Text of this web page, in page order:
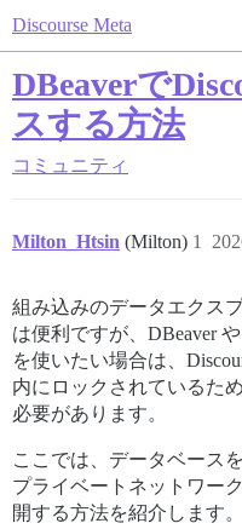
Discourse Meta
DBeaverで
スする方法
コミュニティ
Milton_Htsin (Milton) 1
組み込みのデータエクス
は便利ですが、DBeaver
を使いたい場合は、
内にロックされているた
必要があります。
ここでは、データベース
プライベートネットワー
開する方法を紹介します。